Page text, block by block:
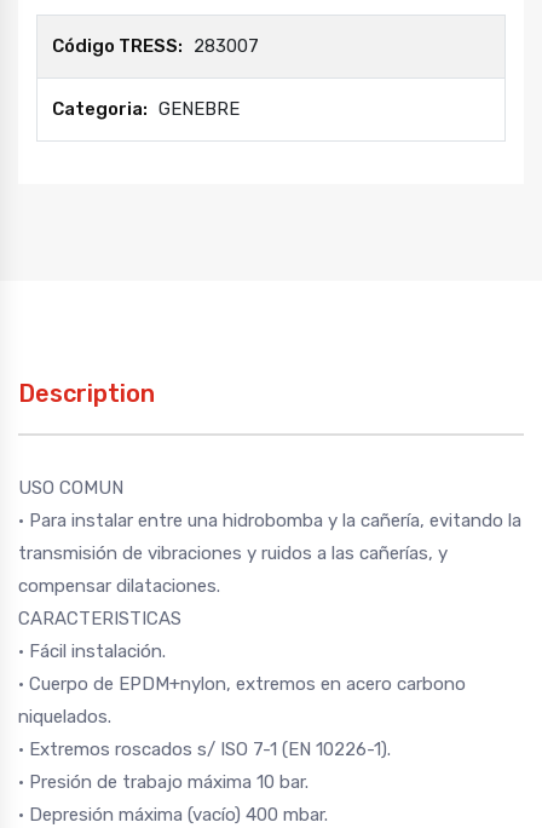
Código TRESS: 283007
Categoria: GENEBRE
Description
USO COMUN
• Para instalar entre una hidrobomba y la cañería, evitando la
transmisión de vibraciones y ruidos a las cañerías, y
compensar dilataciones.
CARACTERISTICAS
• Fácil instalación.
• Cuerpo de EPDM+nylon, extremos en acero carbono
niquelados.
• Extremos roscados s/ ISO 7-1 (EN 10226-1).
• Presión de trabajo máxima 10 bar.
• Depresión máxima (vacío) 400 mbar.